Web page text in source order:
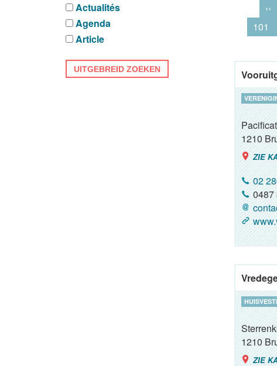
Actualités
Agenda
Article
UITGEBREID ZOEKEN
‹‹
101
1210
ZIE
02
0487
1210
ZIE